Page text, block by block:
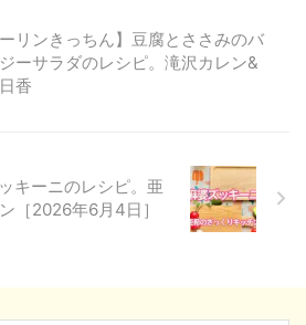
ーリンきっちん】豆腐とささみのバ
ーサラダのレシピ。滝沢カレン&
香
キーニのレシピ。亜
［2026年6月4日］